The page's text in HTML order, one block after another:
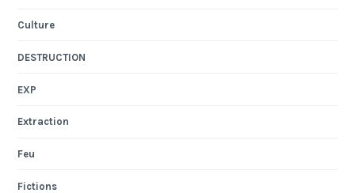
Culture
DESTRUCTION
EXP
Extraction
Feu
Fictions